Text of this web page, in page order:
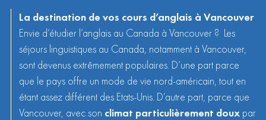
La destination de vos cours d’anglais à Vancouver
Envie d’étudier l’anglais au Canada à Vancouver ? Les
séjours linguistiques au Canada, notamment à Vancouver,
sont devenus extrêmement populaires. D’une part parce
que le pays offre un mode de vie nord-américain, tout en
étant assez différent des Etats-Unis. D’autre part, parce que
Vancouver, avec son climat particulièrement doux par